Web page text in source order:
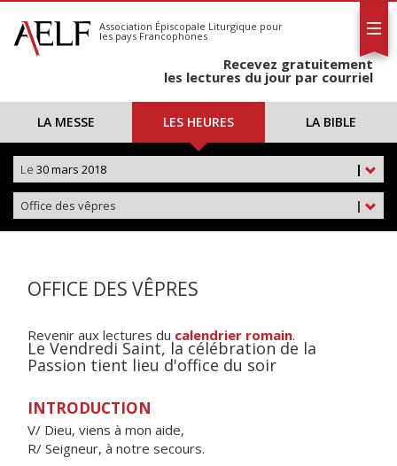
S'abonner
Calendrier
Association Épiscopale Liturgique pour
les pays Francophones
Recevez gratuitement
les lectures du jour par courriel
LA MESSE LES HEURES LA BIBLE
|
Le 30 mars 2018
|
Office des vêpres
OFFICE DES VÊPRES
Revenir aux lectures du calendrier romain.
Le Vendredi Saint, la célébration de la
Passion tient lieu d'office du soir
INTRODUCTION
V/ Dieu, viens à mon aide,
R/ Seigneur, à notre secours.